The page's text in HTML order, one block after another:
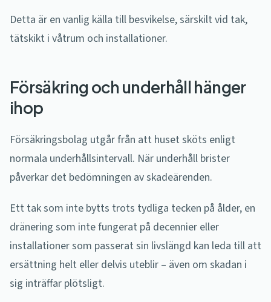
Detta är en vanlig källa till besvikelse, särskilt vid tak,
tätskikt i våtrum och installationer.
Försäkring och underhåll hänger
ihop
Försäkringsbolag utgår från att huset sköts enligt
normala underhållsintervall. När underhåll brister
påverkar det bedömningen av skadeärenden.
Ett tak som inte bytts trots tydliga tecken på ålder, en
dränering som inte fungerat på decennier eller
installationer som passerat sin livslängd kan leda till att
ersättning helt eller delvis uteblir – även om skadan i
sig inträffar plötsligt.